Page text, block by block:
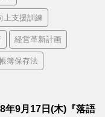
上支援訓練
経営革新計画
簿保存法
年9月17日(木)『落語